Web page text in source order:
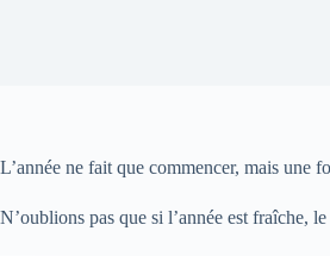
L’année ne fait que commencer, mais une
N’oublions pas que si l’année est fraîche,